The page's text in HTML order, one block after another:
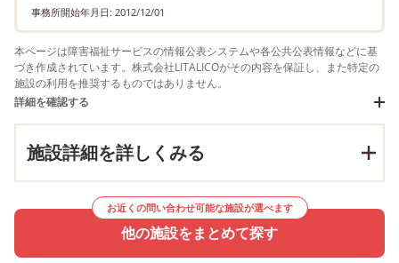
事務所開始年月日: 2012/12/01
本ページは障害福祉サービスの情報公表システムや各公共公表情報などに基
づき作成されています。株式会社LITALICOがその内容を保証し、また特定の
施設の利用を推奨するものではありません。
詳細を確認する
施設詳細を詳しくみる
お近くの問い合わせ可能な施設が選べます
他の施設をまとめて探す